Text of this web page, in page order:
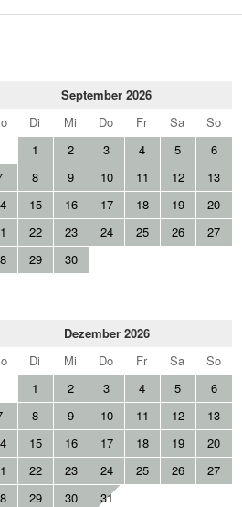
September 2026
Di Mi Do Fr Sa
So
1
2 3 4 5
6
8 9 10 11 12
13
15 16 17 18 19
20
22 23 24 25 26
27
29 30
Dezember 2026
Di Mi Do Fr Sa
So
1
2 3 4 5
6
8 9 10 11 12
13
15 16 17 18 19
20
22 23 24 25 26
27
29 30 31